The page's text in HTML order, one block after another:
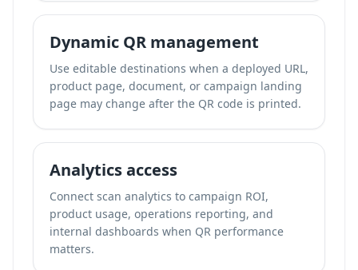
Dynamic QR management
Use editable destinations when a deployed URL,
product page, document, or campaign landing
page may change after the QR code is printed.
Analytics access
Connect scan analytics to campaign ROI,
product usage, operations reporting, and
internal dashboards when QR performance
matters.